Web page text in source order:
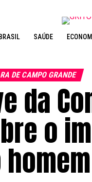
BRASIL SAÚDE
DE CAMPO GRANDE
da
o